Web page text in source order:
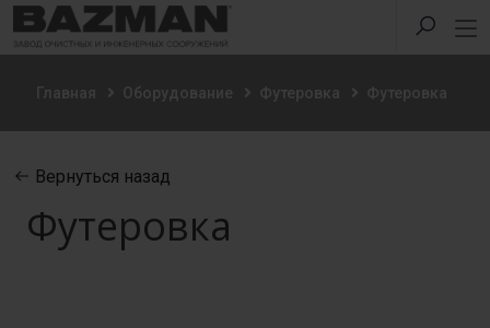
Главная Оборудование Футеровка Футеровка
Вернуться назад
Футеровка